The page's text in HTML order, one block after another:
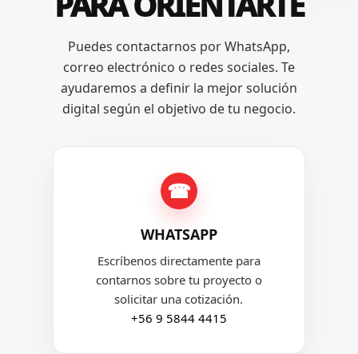
Puedes contactarnos por WhatsApp,
correo electrónico o redes sociales. Te
ayudaremos a definir la mejor solución
digital según el objetivo de tu negocio.
☎
WHATSAPP
Escríbenos directamente para
contarnos sobre tu proyecto o
solicitar una cotización.
+56 9 5844 4415